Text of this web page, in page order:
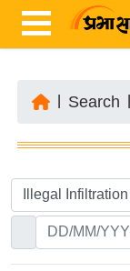
ज़ा
ख
र
Search